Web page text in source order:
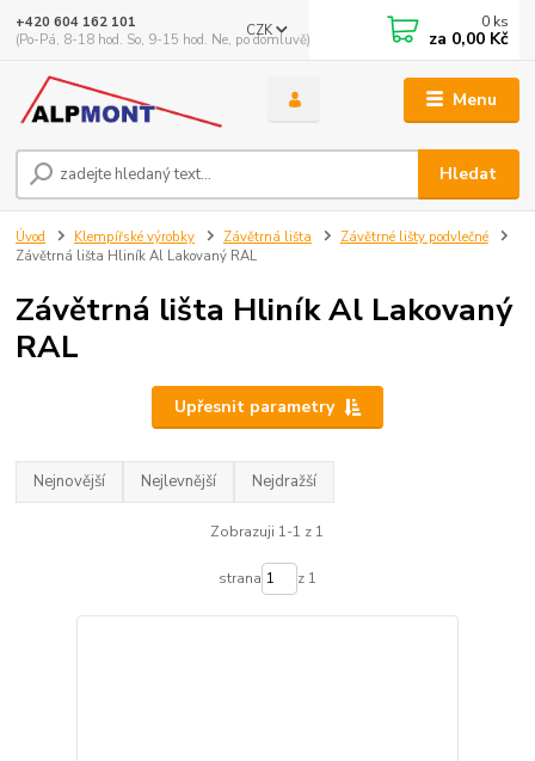
Menu
CZK
Hledat
+420 604 162 101
(Po-Pá, 8-18 hod. So, 9-15 hod. Ne, po domluvě)
0 ks
za 0,00 Kč
Úvod Klempířské výrobky Závětrná lišta
Závětrné lišty podvlečné
Závětrná lišta Hliník Al Lakovaný RAL
Závětrná lišta Hliník Al Lakovaný
RAL
Upřesnit parametry
Nejnovější Nejlevnější Nejdražší
Zobrazuji 1-1 z 1
strana z 1